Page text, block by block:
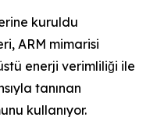
kuruldu
ARM mimarisi
enerji verimliliği ile
tanınan
kullanıyor.